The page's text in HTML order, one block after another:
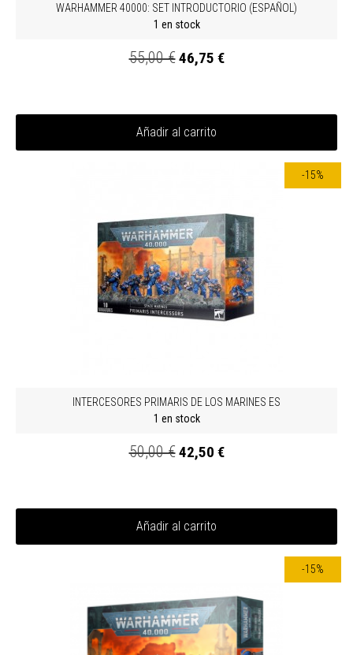
WARHAMMER 40000: SET INTRODUCTORIO (ESPAÑOL)
1 en stock
55,00 €46,75 €
Añadir al carrito
-15%
INTERCESORES PRIMARIS DE LOS MARINES ES
1 en stock
50,00 €42,50 €
Añadir al carrito
-15%